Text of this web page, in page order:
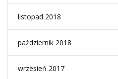
listopad 2018
październik 2018
wrzesień 2017